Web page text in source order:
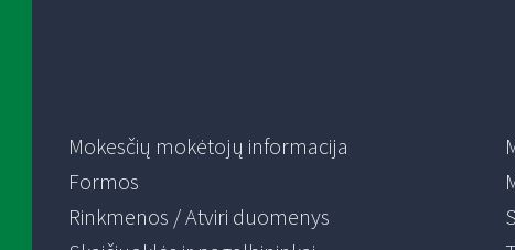
Mokesčių mokėtojų informacija
Formos
Rinkmenos / Atviri duomenys